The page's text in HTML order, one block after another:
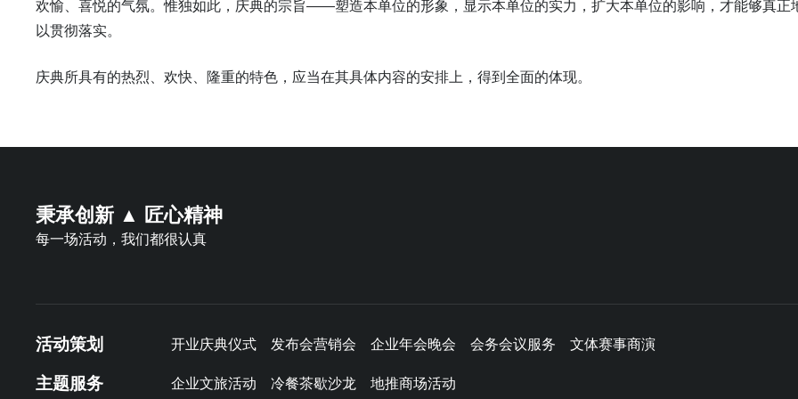
欢愉、喜悦的气氛。惟独如此，庆典的宗旨——塑造本单位的形象，显示本单位的实力，扩大本单位的影响，才能够真正
以贯彻落实。
庆典所具有的热烈、欢快、隆重的特色，应当在其具体内容的安排上，得到全面的体现。
秉承创新 ▲ 匠心精神
每一场活动，我们都很认真
活动策划 开业庆典仪式 发布会营销会 企业年会晚会 会务会议服务 文体赛事商演
主题服务 企业文旅活动 冷餐茶歇沙龙 地推商场活动